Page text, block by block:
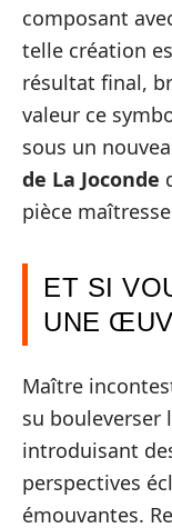
composant
telle création
résultat final,
valeur ce
sous un
de La Joconde
pièce
ET SI
UNE
Maître
su bouleverser
introduisant
perspectives
émouvantes.